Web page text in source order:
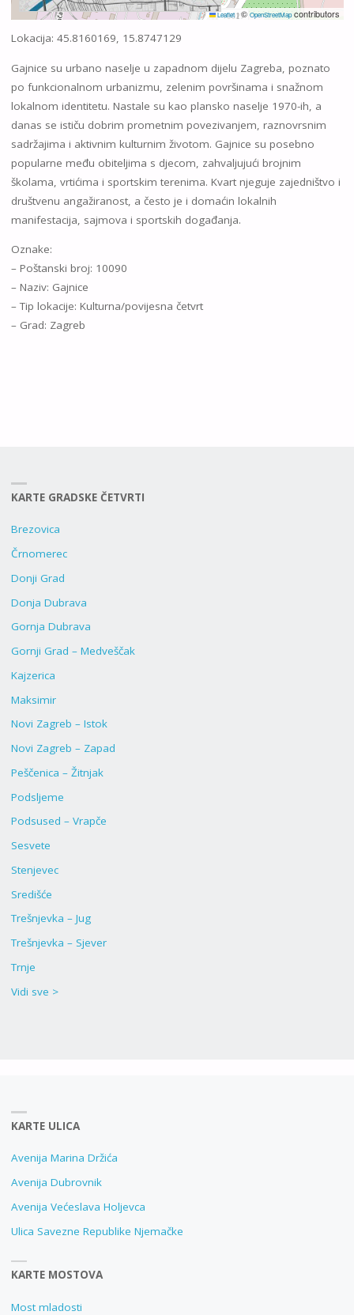
Leaflet |©OpenStreetMapcontributors
Lokacija: 45.8160169, 15.8747129
Gajnice su urbano naselje u zapadnom dijelu Zagreba, poznato
po funkcionalnom urbanizmu, zelenim površinama i snažnom
lokalnom identitetu. Nastale su kao plansko naselje 1970-ih, a
danas se ističu dobrim prometnim povezivanjem, raznovrsnim
sadržajima i aktivnim kulturnim životom. Gajnice su posebno
popularne među obiteljima s djecom, zahvaljujući brojnim
školama, vrtićima i sportskim terenima. Kvart njeguje zajedništvo i
društvenu angažiranost, a često je i domaćin lokalnih
manifestacija, sajmova i sportskih događanja.
Oznake:
– Poštanski broj: 10090
– Naziv: Gajnice
– Tip lokacije: Kulturna/povijesna četvrt
– Grad: Zagreb
KARTE GRADSKE ČETVRTI
Brezovica
Črnomerec
Donji Grad
Donja Dubrava
Gornja Dubrava
Gornji Grad – Medveščak
Kajzerica
Maksimir
Novi Zagreb – Istok
Novi Zagreb – Zapad
Peščenica – Žitnjak
Podsljeme
Podsused – Vrapče
Sesvete
Stenjevec
Središće
Trešnjevka – Jug
Trešnjevka – Sjever
Trnje
Vidi sve >
KARTE ULICA
Avenija Marina Držića
Avenija Dubrovnik
Avenija Većeslava Holjevca
Ulica Savezne Republike Njemačke
KARTE MOSTOVA
Most mladosti